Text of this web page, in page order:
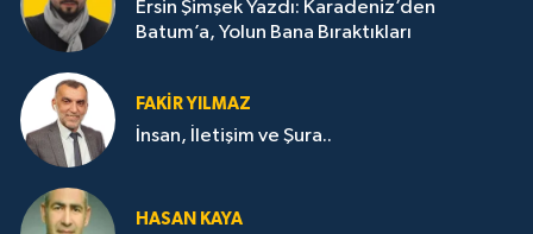
Ersin Şimşek Yazdı: Karadeniz’den
Batum’a, Yolun Bana Bıraktıkları
FAKIR YILMAZ
İnsan, İletişim ve Şura..
HASAN KAYA